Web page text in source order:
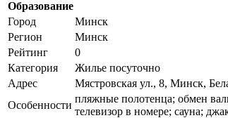
Образование
Город
Минск
Регион
Минск
Рейтинг
0
Категория
Жилье посуточно
Адрес
Мястровская ул., 8, Минск,
Особенности
пляжные полотенца; обмен
телевизор в номере; сауна;